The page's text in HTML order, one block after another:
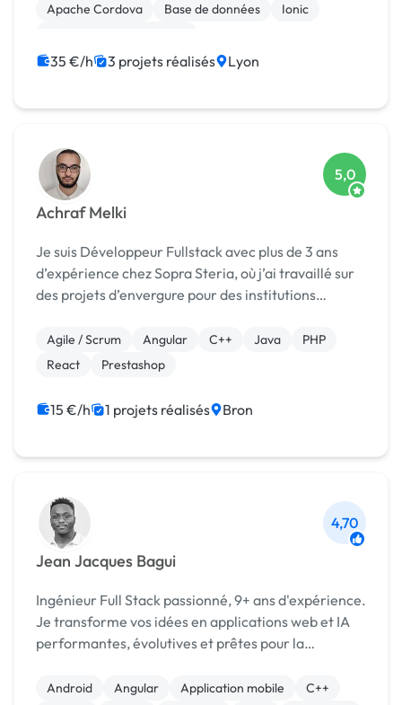
Apache Cordova
Base de données
Ionic
35 €/h 3 projets réalisés Lyon
Achraf Melki
5,0
Je suis Développeur Fullstack avec plus de 3 ans
d’expérience chez Sopra Steria, où j’ai travaillé sur
des projets d’envergure pour des institutions
Agile / Scrum Angular C++ Java
PHP
React
Prestashop
15 €/h 1 projets réalisés Bron
Jean Jacques Bagui
4,70
Ingénieur Full Stack passionné, 9+ ans d'expérience.
Je transforme vos idées en applications web et IA
performantes, évolutives et prêtes pour la
Android Angular Application mobile C++